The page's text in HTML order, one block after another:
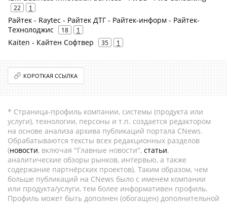
22 1
Райтек - Raytec - Райтек ДТГ - Райтек-информ - Райтек-
Технолоджис
18 1
Kaiten - Кайтен Софтвер 35 1
КОРОТКАЯ ССЫЛКА
* Страница-профиль компании, системы (продукта или
услуги), технологии, персоны и т.п. создается редактором
на основе анализа архива публикаций портала CNews.
Обрабатываются тексты всех редакционных разделов
(новости, включая "Главные новости", статьи,
аналитические обзоры рынков, интервью, а также
содержание партнёрских проектов). Таким образом, чем
больше публикаций на CNews было с именем компании
или продукта/услуги, тем более информативен профиль.
Профиль может быть дополнен (обогащен) дополнительной